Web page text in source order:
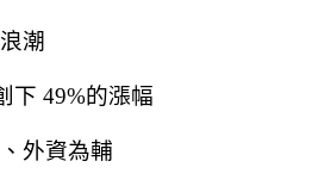
潮
下 49%的漲幅
外資為輔